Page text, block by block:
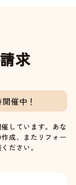
求
催中！
しています。あな
成、またリフォー
ださい。